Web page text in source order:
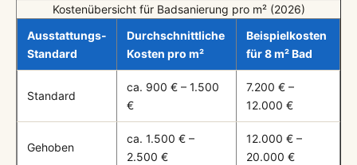
Kostenübersicht für Badsanierung pro m² (2026)
Ausstattungs-
Standard
Durchschnittliche
Kosten pro m²
Beispielkosten
für 8 m² Bad
Standard
ca. 900 € – 1.500
€
7.200 € –
12.000 €
Gehoben
ca. 1.500 € –
2.500 €
12.000 € –
20.000 €